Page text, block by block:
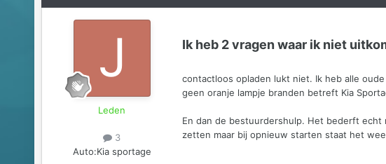
Leden
3
Auto:Kia sportage
Ik heb 2 vragen waar ik niet
contactloos opladen lukt niet. Ik heb alle
geen oranje lampje branden betreft Kia
En dan de bestuurdershulp. Het bederft
zetten maar bij opnieuw starten staat het